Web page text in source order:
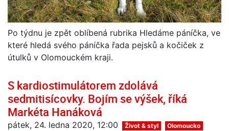
Po týdnu je zpět oblíbená rubrika Hledáme páníčka, ve
které hledá svého páníčka řada pejsků a kočiček z
útulků v Olomouckém kraji.
S kardiostimulátorem zdolává
sedmitisícovky. Bojím se výšek, říká
Markéta Hanáková
pátek, 24. ledna 2020, 12:00 Život & styl Olomoucko